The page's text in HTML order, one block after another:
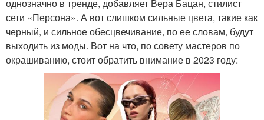
однозначно в тренде, добавляет Вера Бацан, стилист
сети «Персона». А вот слишком сильные цвета, такие как
черный, и сильное обесцвечивание, по ее словам, будут
выходить из моды. Вот на что, по совету мастеров по
окрашиванию, стоит обратить внимание в 2023 году: